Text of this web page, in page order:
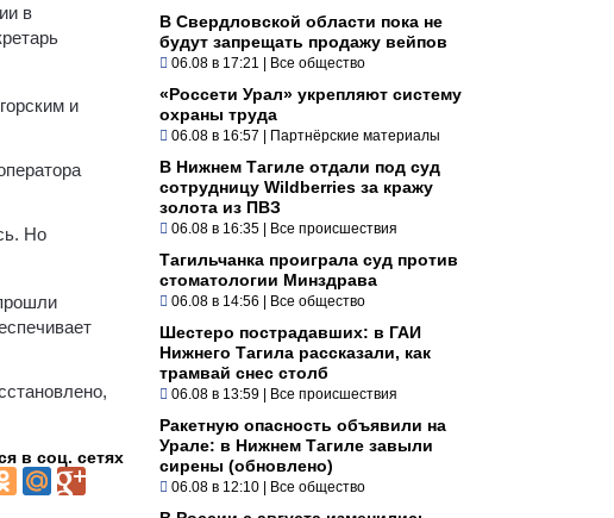
в
и
Но
в соц. сетях
В Свердловской области пока не
будут запрещать продажу вейпов
06.08 в 17:21 | Все общество
«Россети Урал» укрепляют систему
охраны труда
06.08 в 16:57 | Партнёрские материалы
В Нижнем Тагиле отдали под суд
сотрудницу Wildberries за кражу
золота из ПВЗ
06.08 в 16:35 | Все происшествия
Тагильчанка проиграла суд против
стоматологии Минздрава
06.08 в 14:56 | Все общество
Шестеро пострадавших: в ГАИ
Нижнего Тагила рассказали, как
трамвай снес столб
06.08 в 13:59 | Все происшествия
Ракетную опасность объявили на
Урале: в Нижнем Тагиле завыли
сирены (обновлено)
06.08 в 12:10 | Все общество